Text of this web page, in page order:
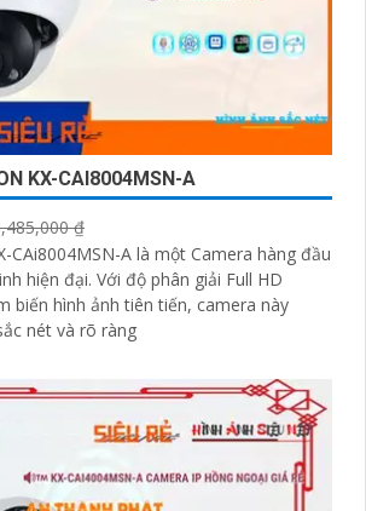
KX-CAI8004MSN-A
₫
CAi8004MSN-A là một Camera hàng đầu
phân giải Full HD
biến hình ảnh tiên tiến, camera này
nét và rõ ràng